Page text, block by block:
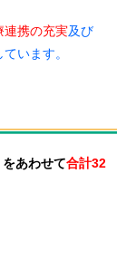
連携の充実及び
います。
をあわせて合計32